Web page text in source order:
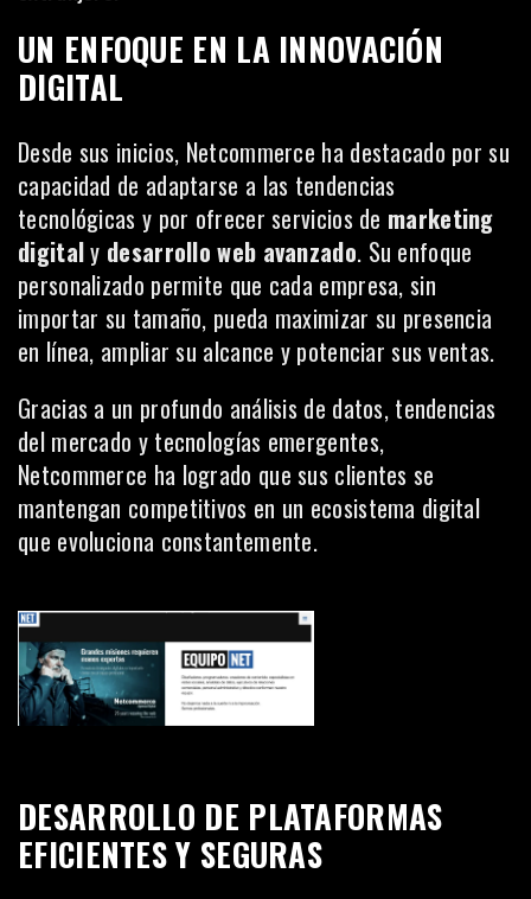
UN ENFOQUE EN LA INNOVACIÓN
DIGITAL
Desde sus inicios, Netcommerce ha destacado por su
capacidad de adaptarse a las tendencias
tecnológicas y por ofrecer servicios de marketing
digitaly desarrollo web avanzado. Su enfoque
personalizado permite que cada empresa, sin
importar su tamaño, pueda maximizar su presencia
en línea, ampliar su alcance y potenciar sus ventas.
Gracias a un profundo análisis de datos, tendencias
del mercado y tecnologías emergentes,
Netcommerce ha logrado que sus clientes se
mantengan competitivos en un ecosistema digital
que evoluciona constantemente.
DESARROLLO DE PLATAFORMAS
EFICIENTES Y SEGURAS